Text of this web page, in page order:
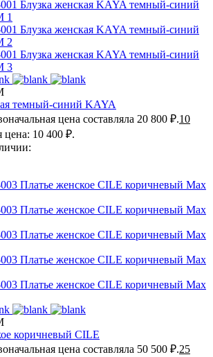
темный-синий KAYA
цена составляла 20 800 ₽.10
цена: 10 400 ₽.
коричневый CILE
цена составляла 50 500 ₽.25